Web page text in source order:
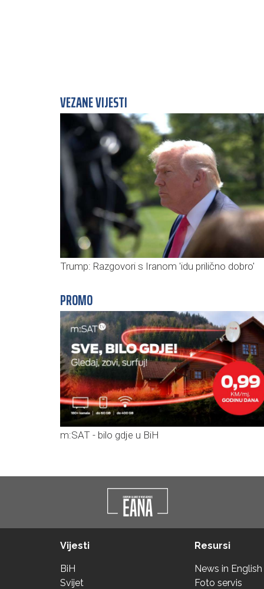
VEZANE VIJESTI
Trump: Razgovori s Iranom 'idu prilično dobro'
PROMO
m:SAT - bilo gdje u BiH
Vijesti
BiH
Svijet
Resursi
News in English
Foto servis